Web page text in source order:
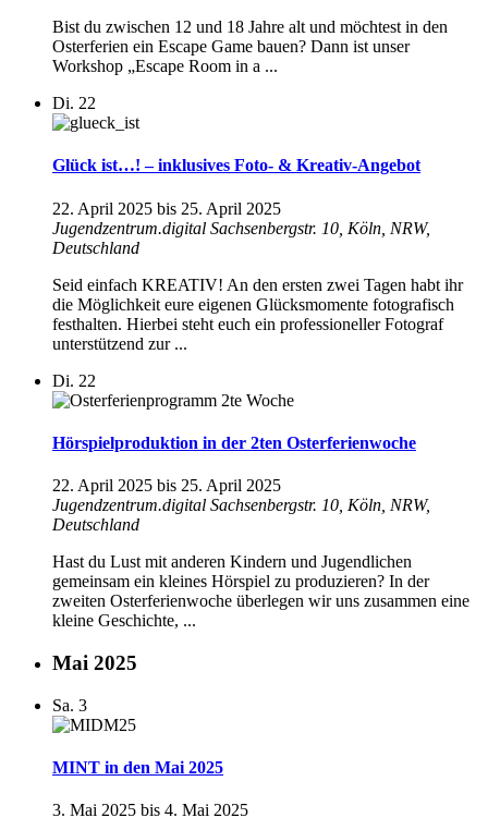
Bist du zwischen 12 und 18 Jahre alt und möchtest in den
Osterferien ein Escape Game bauen? Dann ist unser
Workshop „Escape Room in a ...
Di. 22
Glück ist…! – inklusives Foto- & Kreativ-Angebot
22. April 2025 bis 25. April 2025
Jugendzentrum.digital Sachsenbergstr. 10, Köln, NRW,
Deutschland
Seid einfach KREATIV! An den ersten zwei Tagen habt ihr
die Möglichkeit eure eigenen Glücksmomente fotografisch
festhalten. Hierbei steht euch ein professioneller Fotograf
unterstützend zur ...
Di. 22
Hörspielproduktion in der 2ten Osterferienwoche
22. April 2025 bis 25. April 2025
Jugendzentrum.digital Sachsenbergstr. 10, Köln, NRW,
Deutschland
Hast du Lust mit anderen Kindern und Jugendlichen
gemeinsam ein kleines Hörspiel zu produzieren? In der
zweiten Osterferienwoche überlegen wir uns zusammen eine
kleine Geschichte, ...
Mai 2025
Sa. 3
MINT in den Mai 2025
3. Mai 2025 bis 4. Mai 2025